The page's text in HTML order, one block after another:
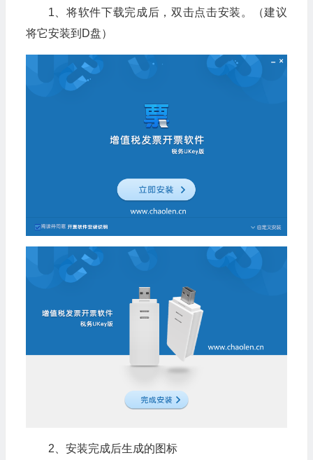
1、将软件下载完成后，双击点击安装。（建议
将它安装到D盘）
2、安装完成后生成的图标